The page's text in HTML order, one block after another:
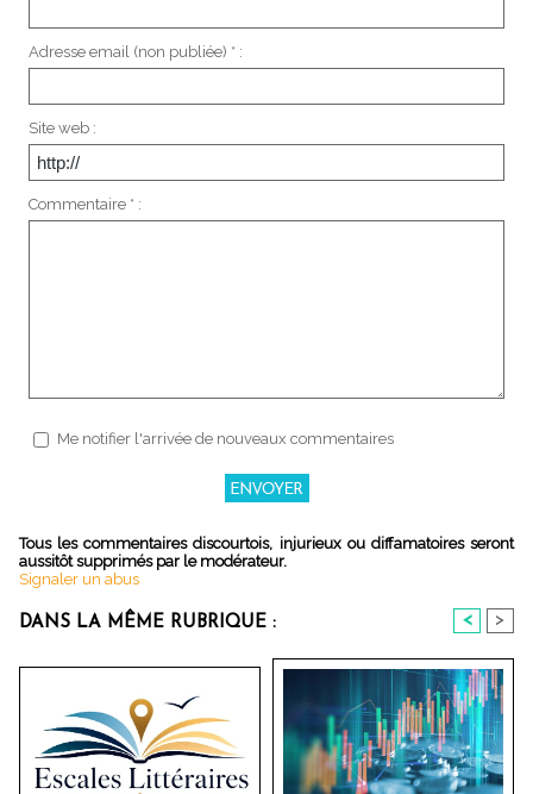
Adresse email (non publiée) * :
Site web :
Commentaire * :
Me notifier l'arrivée de nouveaux commentaires
Tous les commentaires discourtois, injurieux ou diffamatoires seront
aussitôt supprimés par le modérateur.
Signaler un abus
DANS LA MÊME RUBRIQUE : < >